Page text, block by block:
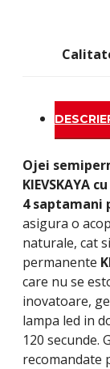
Ojei
KIEVSKAYA
4 saptamani
asigura o
naturale, cat
permanente
care nu se
inovatoare,
lampa led in
120 secunde.
recomandate